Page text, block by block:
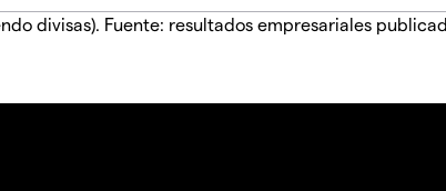
divisas). Fuente: resultados empresariales